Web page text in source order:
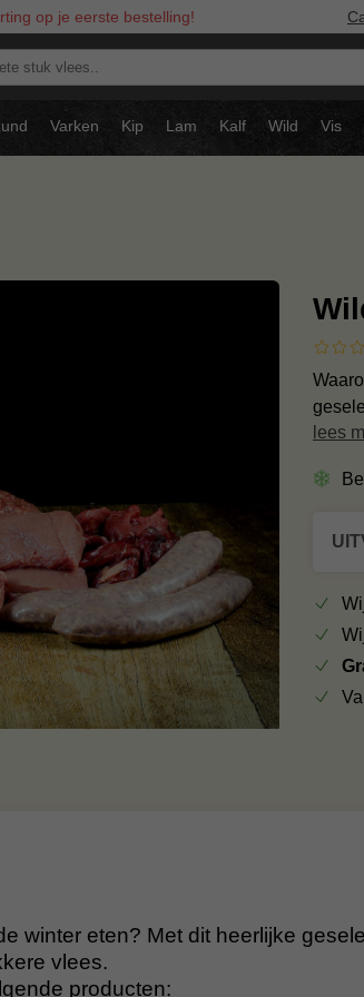
op je eerste bestelling!
Varken Kip Lam Kalf Wild Vis
lees
winter eten? Met dit heerlijke
vlees.
producten: